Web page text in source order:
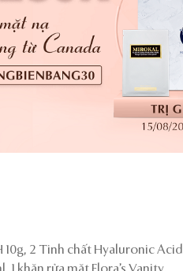
10g, 2 Tinh chất Hyaluronic